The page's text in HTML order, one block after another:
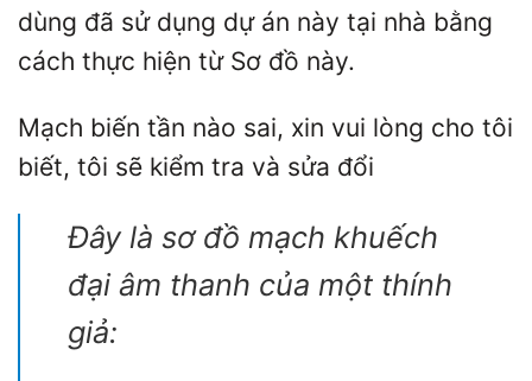
dùng đã sử dụng dự án này tại nhà bằng
cách thực hiện từ Sơ đồ này.
Mạch biến tần nào sai, xin vui lòng cho tôi
biết, tôi sẽ kiểm tra và sửa đổi
Đây là sơ đồ mạch khuếch
đại âm thanh của một thính
giả: